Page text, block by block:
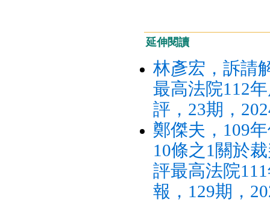
延伸閱讀
林彥宏，訴請
最高法院112
評，23期，
鄭傑夫，109
10條之1關於
評最高法院
報，129期，